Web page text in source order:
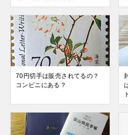
70円切手は販売されてるの？
コンビニにある？